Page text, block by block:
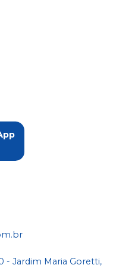
- Jardim Maria Goretti,